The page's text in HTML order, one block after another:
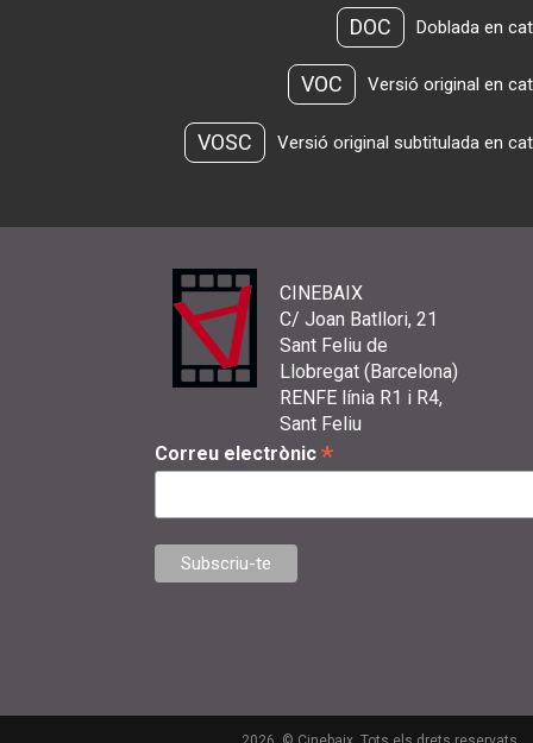
DOC Doblada en
VOC Versió original en
VOSC Versió original subtitulada en
CINEBAIX
C/ Joan Batllori, 21
Sant Feliu de
Llobregat (Barcelona)
RENFE línia R1 i R4,
Sant Feliu
Correu electrònic *